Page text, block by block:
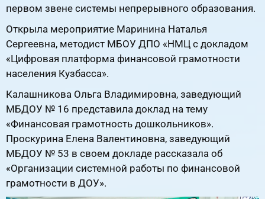
первом звене системы непрерывного образования.
Открыла мероприятие Маринина Наталья
Сергеевна, методист МБОУ ДПО «НМЦ с докладом
«Цифровая платформа финансовой грамотности
населения Кузбасса».
Калашникова Ольга Владимировна, заведующий
МБДОУ № 16 представила доклад на тему
«Финансовая грамотность дошкольников».
Проскурина Елена Валентиновна, заведующий
МБДОУ № 53 в своем докладе рассказала об
«Организации системной работы по финансовой
грамотности в ДОУ».